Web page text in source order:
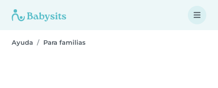
Ayuda Para familias